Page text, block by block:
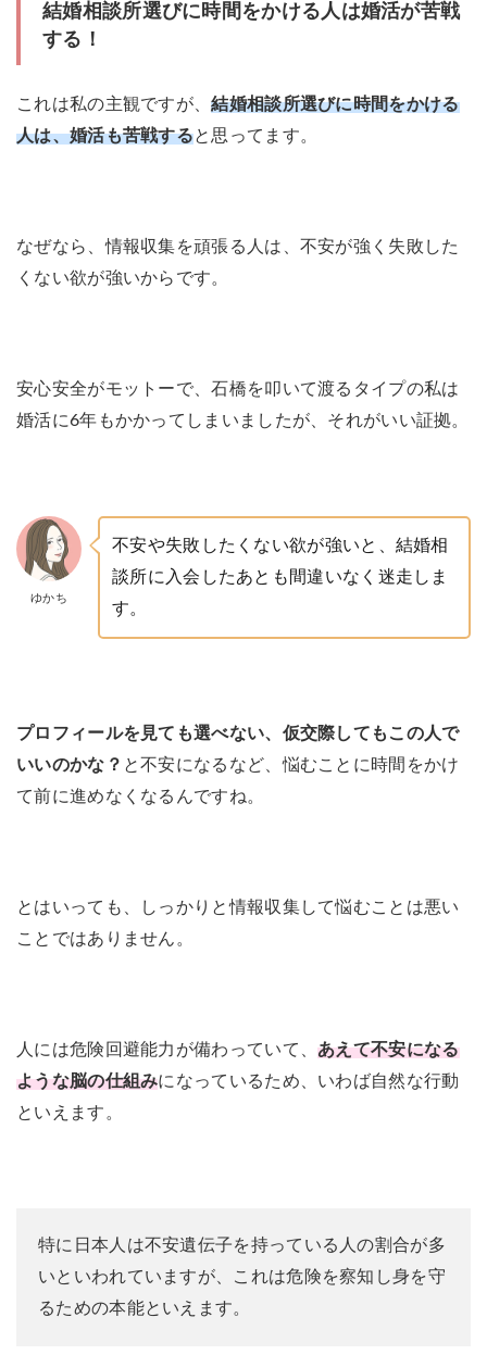
結婚相談所選びに時間をかける人は婚活が苦戦
する！
これは私の主観ですが、結婚相談所選びに時間をかける
人は、婚活も苦戦すると思ってます。
なぜなら、情報収集を頑張る人は、不安が強く失敗した
くない欲が強いからです。
安心安全がモットーで、石橋を叩いて渡るタイプの私は
婚活に6年もかかってしまいましたが、それがいい証拠。
ゆかち
不安や失敗したくない欲が強いと、結婚相
談所に入会したあとも間違いなく迷走しま
す。
プロフィールを見ても選べない、仮交際してもこの人で
いいのかな？ と不安になるなど、悩むことに時間をかけ
て前に進めなくなるんですね。
とはいっても、しっかりと情報収集して悩むことは悪い
ことではありません。
人には危険回避能力が備わっていて、あえて不安になる
ような脳の仕組みになっているため、いわば自然な行動
といえます。
特に日本人は不安遺伝子を持っている人の割合が多
いといわれていますが、これは危険を察知し身を守
るための本能といえます。